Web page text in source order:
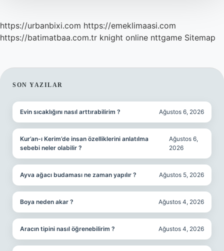
https://urbanbixi.com https://emeklimaasi.com
https://batimatbaa.com.tr knight online nttgame Sitemap
SIDEBAR
SON YAZILAR
Evin sıcaklığını nasıl arttırabilirim ? Ağustos 6, 2026
Kur’an-ı Kerim’de insan özelliklerini anlatılma
sebebi neler olabilir ?
Ağustos 6,
2026
Ayva ağacı budaması ne zaman yapılır ? Ağustos 5, 2026
Boya neden akar ? Ağustos 4, 2026
Aracın tipini nasıl öğrenebilirim ? Ağustos 4, 2026